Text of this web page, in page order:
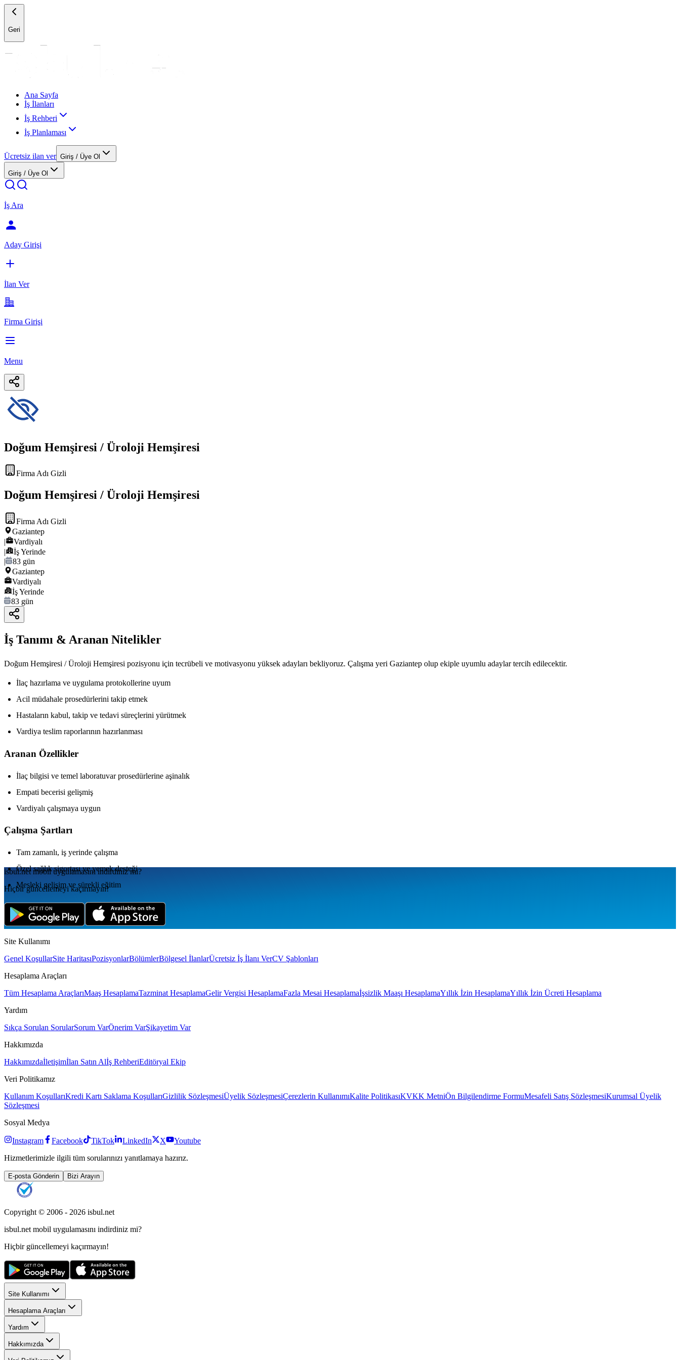
Geri
Ana Sayfa
İş İlanları
İş Rehberi
İş Planlaması
Ücretsiz ilan ver Giriş / Üye Ol
Giriş / Üye Ol
İş Ara
Aday Girişi
İlan Ver
Firma Girişi
Menu
Doğum Hemşiresi / Üroloji Hemşiresi
Firma Adı Gizli
Doğum Hemşiresi / Üroloji Hemşiresi
Firma Adı Gizli
Gaziantep
|
Vardiyalı
|
İş Yerinde
|
83 gün
Gaziantep
Vardiyalı
İş Yerinde
83 gün
İş Tanımı & Aranan Nitelikler
Doğum Hemşiresi / Üroloji Hemşiresi pozisyonu için tecrübeli ve motivasyonu yüksek adayları bekliyoruz. Çalışma yeri Gaziantep olup ekiple uyumlu adaylar tercih edilecektir.
İlaç hazırlama ve uygulama protokollerine uyum
Acil müdahale prosedürlerini takip etmek
Hastaların kabul, takip ve tedavi süreçlerini yürütmek
Vardiya teslim raporlarının hazırlanması
Aranan Özellikler
İlaç bilgisi ve temel laboratuvar prosedürlerine aşinalık
Empati becerisi gelişmiş
Vardiyalı çalışmaya uygun
Çalışma Şartları
Tam zamanlı, iş yerinde çalışma
Özel sağlık sigortası ve yemek desteği
Mesleki gelişim ve sürekli eğitim
isbul.netmobil uygulamаsını indirdiniz mi?
Hiçbir güncellemeyi kaçırmayın!
Site Kullanımı
Genel KoşullarSite HaritasıPozisyonlarBölümlerBölgesel İlanlarÜcretsiz İş İlanı VerCV Şablonları
Hesaplama Araçları
Tüm Hesaplama AraçlarıMaaş HesaplamaTazminat HesaplamaGelir Vergisi HesaplamaFazla Mesai Hesaplamaİşsizlik Maaşı HesaplamaYıllık İzin HesaplamaYıllık İzin Ücreti Hesaplama
Yardım
Sıkça Sorulan SorularSorum VarÖnerim VarŞikayetim Var
Hakkımızda
Hakkımızdaİletişimİlan Satın Alİş RehberiEditöryal Ekip
Veri Politikamız
Kullanım KoşullarıKredi Kartı Saklama KoşullarıGizlilik SözleşmesiÜyelik SözleşmesiÇerezlerin KullanımıKalite PolitikasıKVKK MetniÖn Bilgilendirme FormuMesafeli Satış SözleşmesiKurumsal Üyelik
Sözleşmesi
Sosyal Medya
Instagram Facebook TikTok LinkedIn X
Youtube
Hizmetlerimizle ilgili tüm sorularınızı yanıtlamaya hazırız.
E-posta Gönderin Bizi Arayın
Copyright © 2006 - 2026 isbul.net
isbul.net mobil uygulamasını indirdiniz mi?
Hiçbir güncellemeyi kaçırmayın!
Site Kullanımı
Hesaplama Araçları
Yardım
Hakkımızda